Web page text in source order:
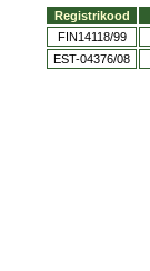
Registrikood
FIN14118/99
EST-04376/08